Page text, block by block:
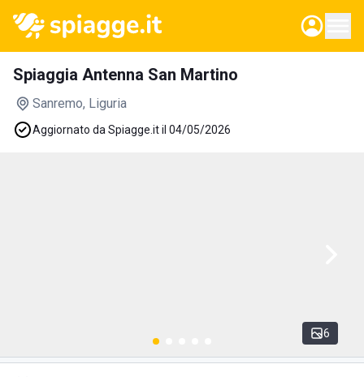
Spiaggia Antenna San Martino
Sanremo, Liguria
Aggiornato da Spiagge.it il 04/05/2026
6